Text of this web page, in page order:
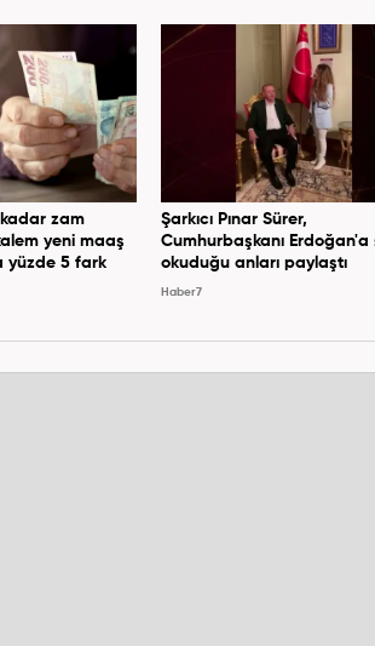
zam
yeni maaş
yüzde 5 fark
Şarkıcı Pınar Sürer,
Cumhurbaşkanı Erdoğan'a
okuduğu anları paylaştı
Haber7